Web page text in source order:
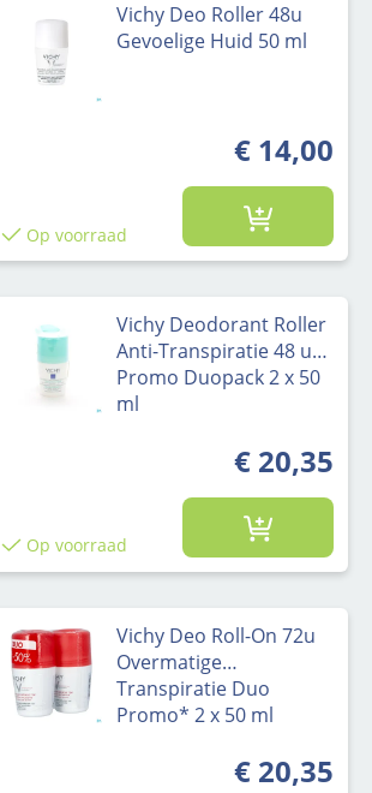
Vichy Deo Roller 48u
Gevoelige Huid 50 ml
€ 14,00
Op voorraad
Vichy Deodorant Roller
Anti-Transpiratie 48 uur
Promo Duopack 2 x 50
ml
€ 20,35
Op voorraad
Vichy Deo Roll-On 72u
Overmatige
Transpiratie Duo
Promo* 2 x 50 ml
€ 20,35